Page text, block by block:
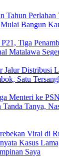
Tahun
Bangun
Tiga
Matalawa
Jalur Distribusi
Satu
Menteri ke
Tanda Tanya,
Viral di
Kasus
Saya